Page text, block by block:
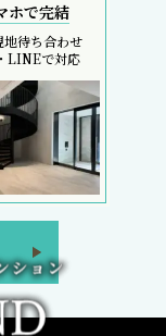
ホで完結
地待ち合わせ
LINEで対応